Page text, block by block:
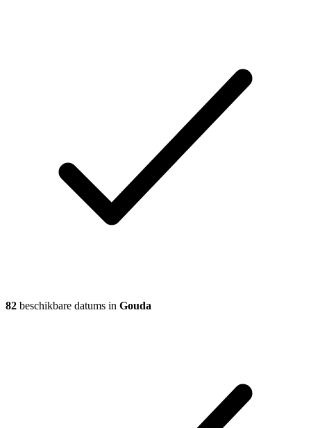
82 beschikbare datums in Gouda